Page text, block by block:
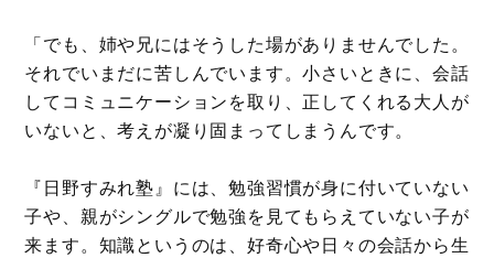
「でも、姉や兄にはそうした場がありませんでした。
それでいまだに苦しんでいます。小さいときに、会話
してコミュニケーションを取り、正してくれる大人が
いないと、考えが凝り固まってしまうんです。
『日野すみれ塾』には、勉強習慣が身に付いていない
子や、親がシングルで勉強を見てもらえていない子が
来ます。知識というのは、好奇心や日々の会話から生